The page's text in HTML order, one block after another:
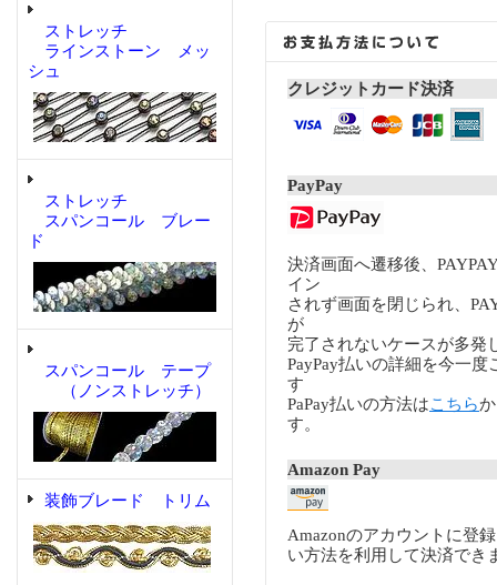
ストレッチ
ラインストーン メッ
シュ
ストレッチ
スパンコール ブレー
ド
スパンコール テープ
（ノンストレッチ）
装飾ブレード トリム
クレジットカード決済
PayPay
決済画面へ遷移後、
イン
されず画面を閉じられ、
が
完了されないケースが多発
PayPay払いの詳細を今一度
す
PaPay払いの方法はこちら
す。
Amazon Pay
Amazonのアカウントに登
い方法を利用して決済でき